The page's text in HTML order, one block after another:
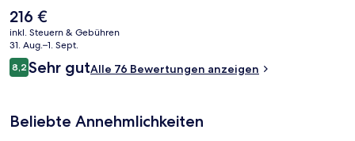
Außenpools, eine Poolbar und ein Fitnesscenter.
Der
aktuelle
Preis
beträgt
216 €.
216 €
inkl. Steuern & Gebühren
31. Aug.–1. Sept.
Bewertungen
8,28,2 von 10.
Sehr gutAlle 76 Bewertungen anzeigen
Beliebte Annehmlichkeiten